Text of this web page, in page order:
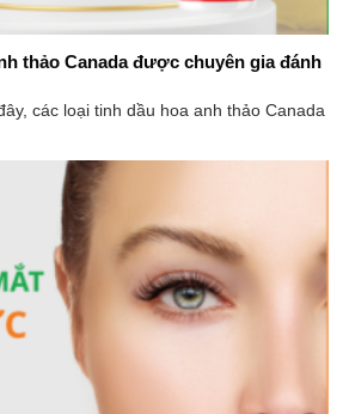
thảo Canada được chuyên gia đánh
các loại tinh dầu hoa anh thảo Canada